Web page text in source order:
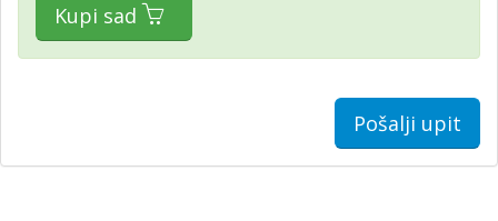
Kupi sad
Pošalji upit